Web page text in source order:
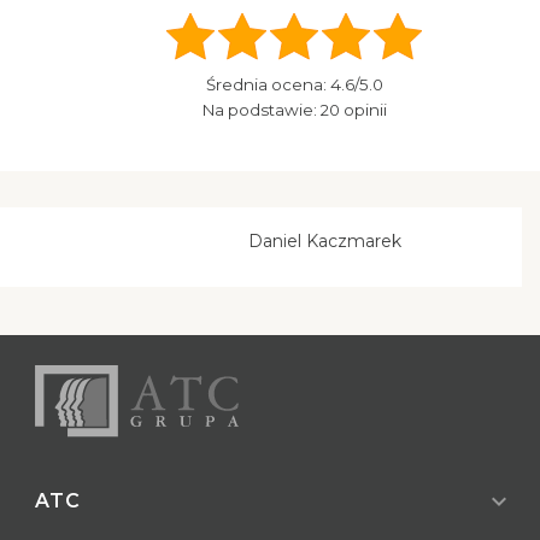
Średnia ocena: 4.6/5.0
Na podstawie: 20 opinii
Daniel Kaczmarek
ATC expand_more